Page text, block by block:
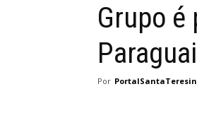
Grupo
Por